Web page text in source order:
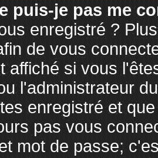
puis-je pas me
enregistré ?
de vous
affiché si vous
l'administrateur
enregistré et
pas vous
mot de passe;